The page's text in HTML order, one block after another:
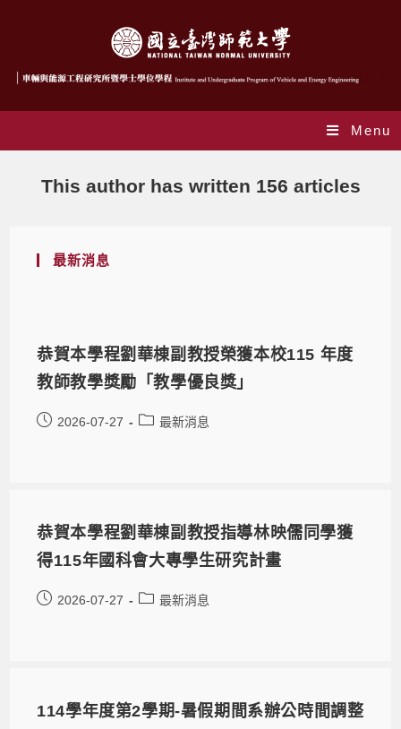
Menu
This author has written 156 articles
最新消息
恭賀本學程劉華棟副教授榮獲本校115 年度
教師教學獎勵「教學優良獎」
2026-07-27 最新消息
恭賀本學程劉華棟副教授指導林映儒同學獲
得115年國科會大專學生研究計畫
2026-07-27 最新消息
114學年度第2學期-暑假期間系辦公時間調整